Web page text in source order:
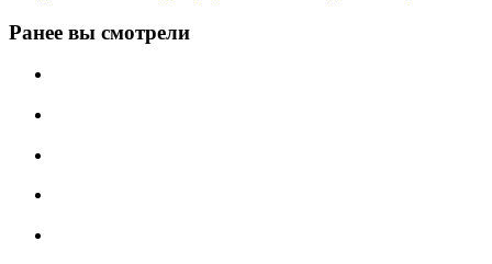
Ранее вы смотрели